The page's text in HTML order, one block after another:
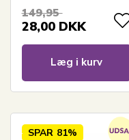
149,95
28,00 DKK
Læg i kurv
SPAR 81%